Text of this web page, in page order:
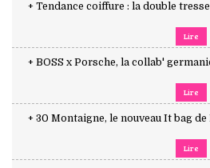
+ Tendance coiffure : la double
Lire
+ BOSS x Porsche, la collab'
Lire
+ 30 Montaigne, le nouveau It bag de
Lire